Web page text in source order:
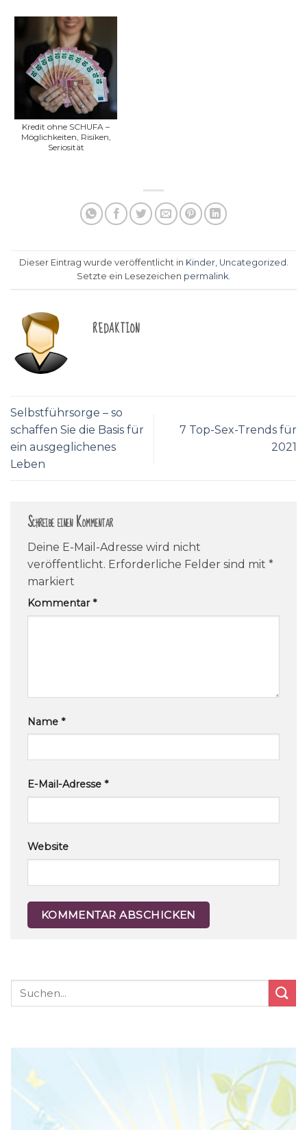
Kredit ohne SCHUFA –
Möglichkeiten, Risiken,
Seriosität
Dieser Eintrag wurde veröffentlicht in Kinder, Uncategorized
Setzte ein Lesezeichen permalink
REDAKTION
Selbstführsorge – so
schaffen Sie die Basis für
ein ausgeglichenes
Leben
7 Top-Sex-Trends für
2021
Schreibe einen Kommentar
Deine E-Mail-Adresse wird nicht
veröffentlicht. Erforderliche Felder sind mit *
markiert
Kommentar*
Name *
E-Mail-Adresse *
Website